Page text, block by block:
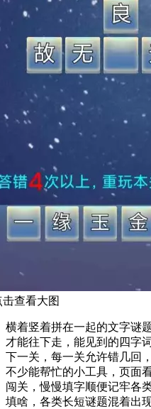
击查看大图
横着竖着拼在一起的文字谜
才能往下走，能见到的四字
下一关，每一关允许错几回
不少能帮忙的小工具，页面
闯关，慢慢填字顺便记牢各
填啥，各类长短谜题混着出